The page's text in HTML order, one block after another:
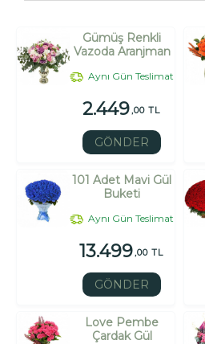
Gümüş Renkli
Vazoda Aranjman
Aynı Gün Teslimat
2.449,00 TL
GÖNDER
101 Adet Mavi Gül
Buketi
Aynı Gün Teslimat
13.499,00 TL
GÖNDER
Love Pembe
Çardak Gül